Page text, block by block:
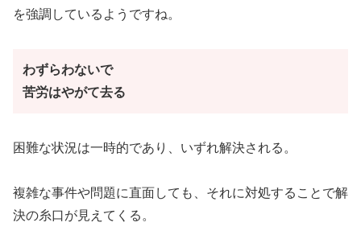
を強調しているようですね。
わずらわないで
苦労はやがて去る
困難な状況は一時的であり、いずれ解決される。
複雑な事件や問題に直面しても、それに対処することで解
決の糸口が見えてくる。